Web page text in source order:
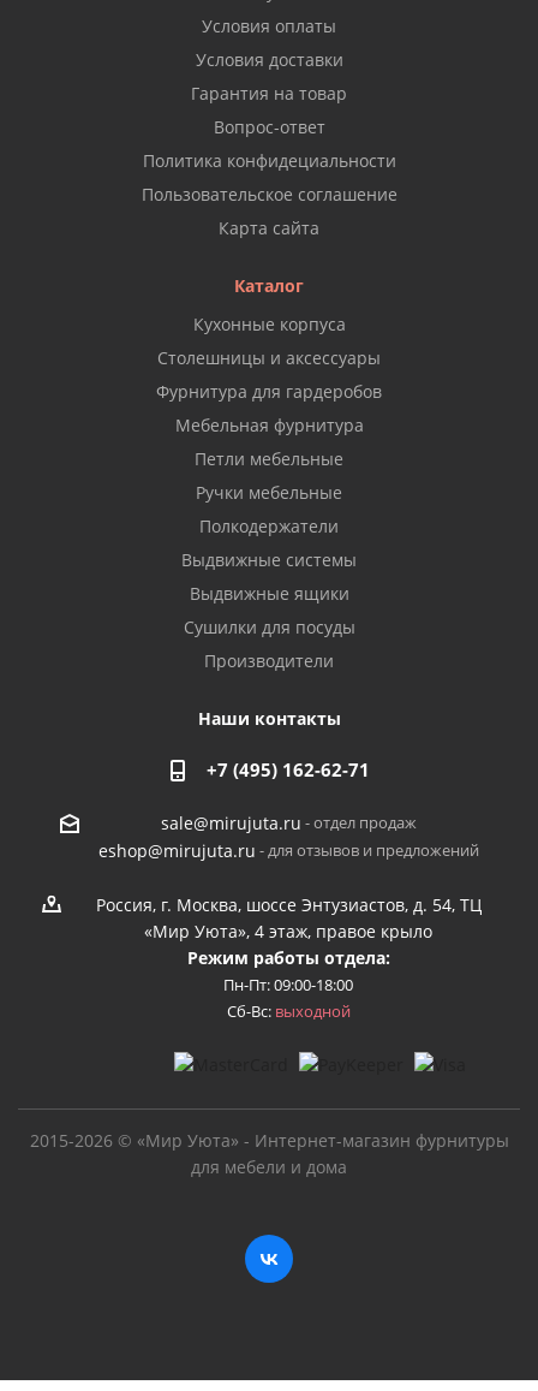
Условия оплаты
Условия доставки
Гарантия на товар
Вопрос-ответ
Политика конфидециальности
Пользовательское соглашение
Карта сайта
Каталог
Кухонные корпуса
Столешницы и аксессуары
Фурнитура для гардеробов
Мебельная фурнитура
Петли мебельные
Ручки мебельные
Полкодержатели
Выдвижные системы
Выдвижные ящики
Сушилки для посуды
Производители
Наши контакты
+7 (495) 162-62-71
sale@mirujuta.ru - отдел продаж
eshop@mirujuta.ru - для отзывов и предложений
Россия, г. Москва, шоссе Энтузиастов, д. 54, ТЦ
«Мир Уюта», 4 этаж, правое крыло
Режим работы отдела:
Пн-Пт: 09:00-18:00
Сб-Вс: выходной
2015-2026 © «Мир Уюта» - Интернет-магазин фурнитуры
для мебели и дома